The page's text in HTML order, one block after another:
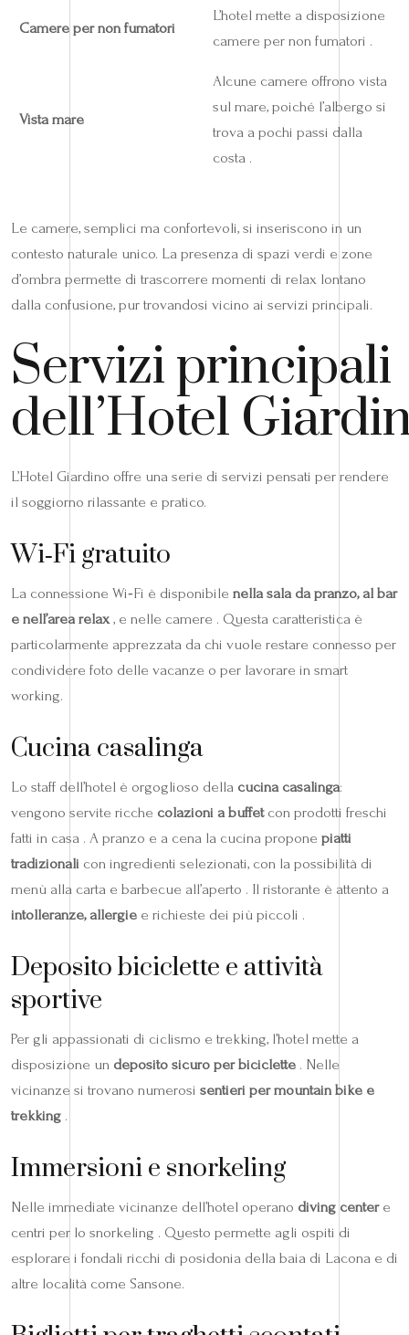
Camere per non fumatori
L’hotel mette a disposizione
camere per non fumatori .
Vista mare
Alcune camere offrono vista
sul mare, poiché l’albergo si
trova a pochi passi dalla
costa .
Le camere, semplici ma confortevoli, si inseriscono in un
contesto naturale unico. La presenza di spazi verdi e zone
d’ombra permette di trascorrere momenti di relax lontano
dalla confusione, pur trovandosi vicino ai servizi principali.
Servizi principali
dell’Hotel
L’Hotel Giardino offre una serie di servizi pensati per rendere
il soggiorno rilassante e pratico.
Wi‑Fi gratuito
La connessione Wi‑Fi è disponibile nella sala da pranzo, al bar
e nell’area relax, e nelle camere . Questa caratteristica è
particolarmente apprezzata da chi vuole restare connesso per
condividere foto delle vacanze o per lavorare in smart
working.
Cucina casalinga
Lo staff dell’hotel è orgoglioso della cucina casalinga:
vengono servite ricche colazioni a buffetcon prodotti freschi
fatti in casa . A pranzo e a cena la cucina propone piatti
tradizionali con ingredienti selezionati, con la possibilità di
menù alla carta e barbecue all’aperto . Il ristorante è attento a
intolleranze, allergie e richieste dei più piccoli .
Deposito biciclette e attività
sportive
Per gli appassionati di ciclismo e trekking, l’hotel mette a
disposizione un deposito sicuro per biciclette . Nelle
vicinanze si trovano numerosi sentieri per mountain bike e
trekking .
Immersioni e snorkeling
Nelle immediate vicinanze dell’hotel operano diving centere
centri per lo snorkeling . Questo permette agli ospiti di
esplorare i fondali ricchi di posidonia della baia di Lacona e di
altre località come Sansone.